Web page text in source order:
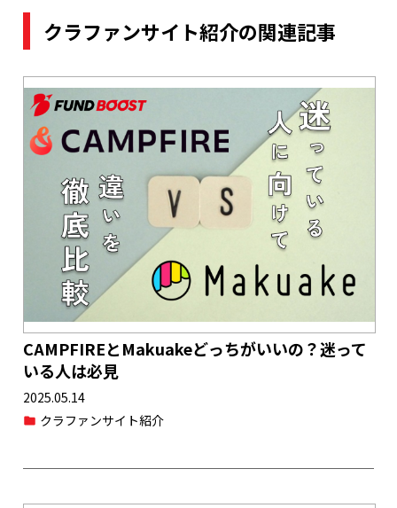
クラファンサイト紹介の関連記事
CAMPFIREとMakuakeどっちがいいの？迷って
いる人は必見
2025.05.14
クラファンサイト紹介